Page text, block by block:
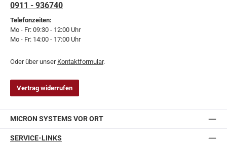
0911 - 936740
Telefonzeiten:
Mo - Fr: 09:30 - 12:00 Uhr
Mo - Fr: 14:00 - 17:00 Uhr
Oder über unser Kontaktformular.
Vertrag widerrufen
MICRON SYSTEMS VOR ORT
SERVICE-LINKS